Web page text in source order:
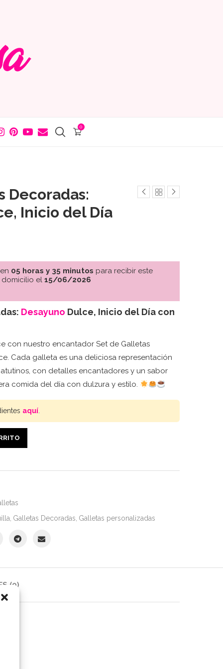
0
Decoradas:
Inicio del Día
05 horas y 35 minutos para recibir este
el 15/06/2026
Desayuno Dulce, Inicio del Día con
con nuestro encantador Set de Galletas
Cada galleta es una deliciosa representación
con detalles encantadores y un sabor
comida del día con dulzura y estilo.
aquí.
Galletas Decoradas Galletas personalizadas
(0)